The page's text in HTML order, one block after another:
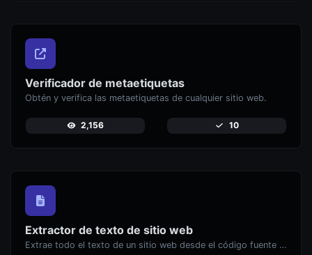
Verificador de metaetiquetas
Obtén y verifica las metaetiquetas de cualquier sitio web.
2,156 10
Extractor de texto de sitio web
Extrae todo el texto de un sitio web desde el código fuente de la página.